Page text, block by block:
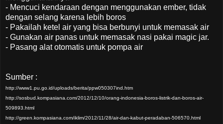
- Mencuci kendaraan dengan menggunakan ember, tidak
dengan selang karena lebih boros
- Pakailah ketel air yang bisa berbunyi untuk memasak air
- Gunakan air panas untuk memasak nasi pakai magic jar.
- Pasang alat otomatis untuk pompa air
Sumber :
http://www1.pu.go.id/uploads/berita/ppw050307ind.htm
http://sosbud.kompasiana.com/2012/12/10/orang-indonesia-boros-listrik-dan-boros-air-
509893.html
http://green.kompasiana.com/iklim/2012/11/28/air-dan-kabut-peradaban-506570.html